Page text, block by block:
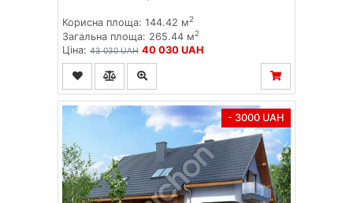
Корисна площа: 144.42 м2
Загальна площа: 265.44 м2
Ціна: 43 030 UAH 40 030 UAH
- 3000 UAH